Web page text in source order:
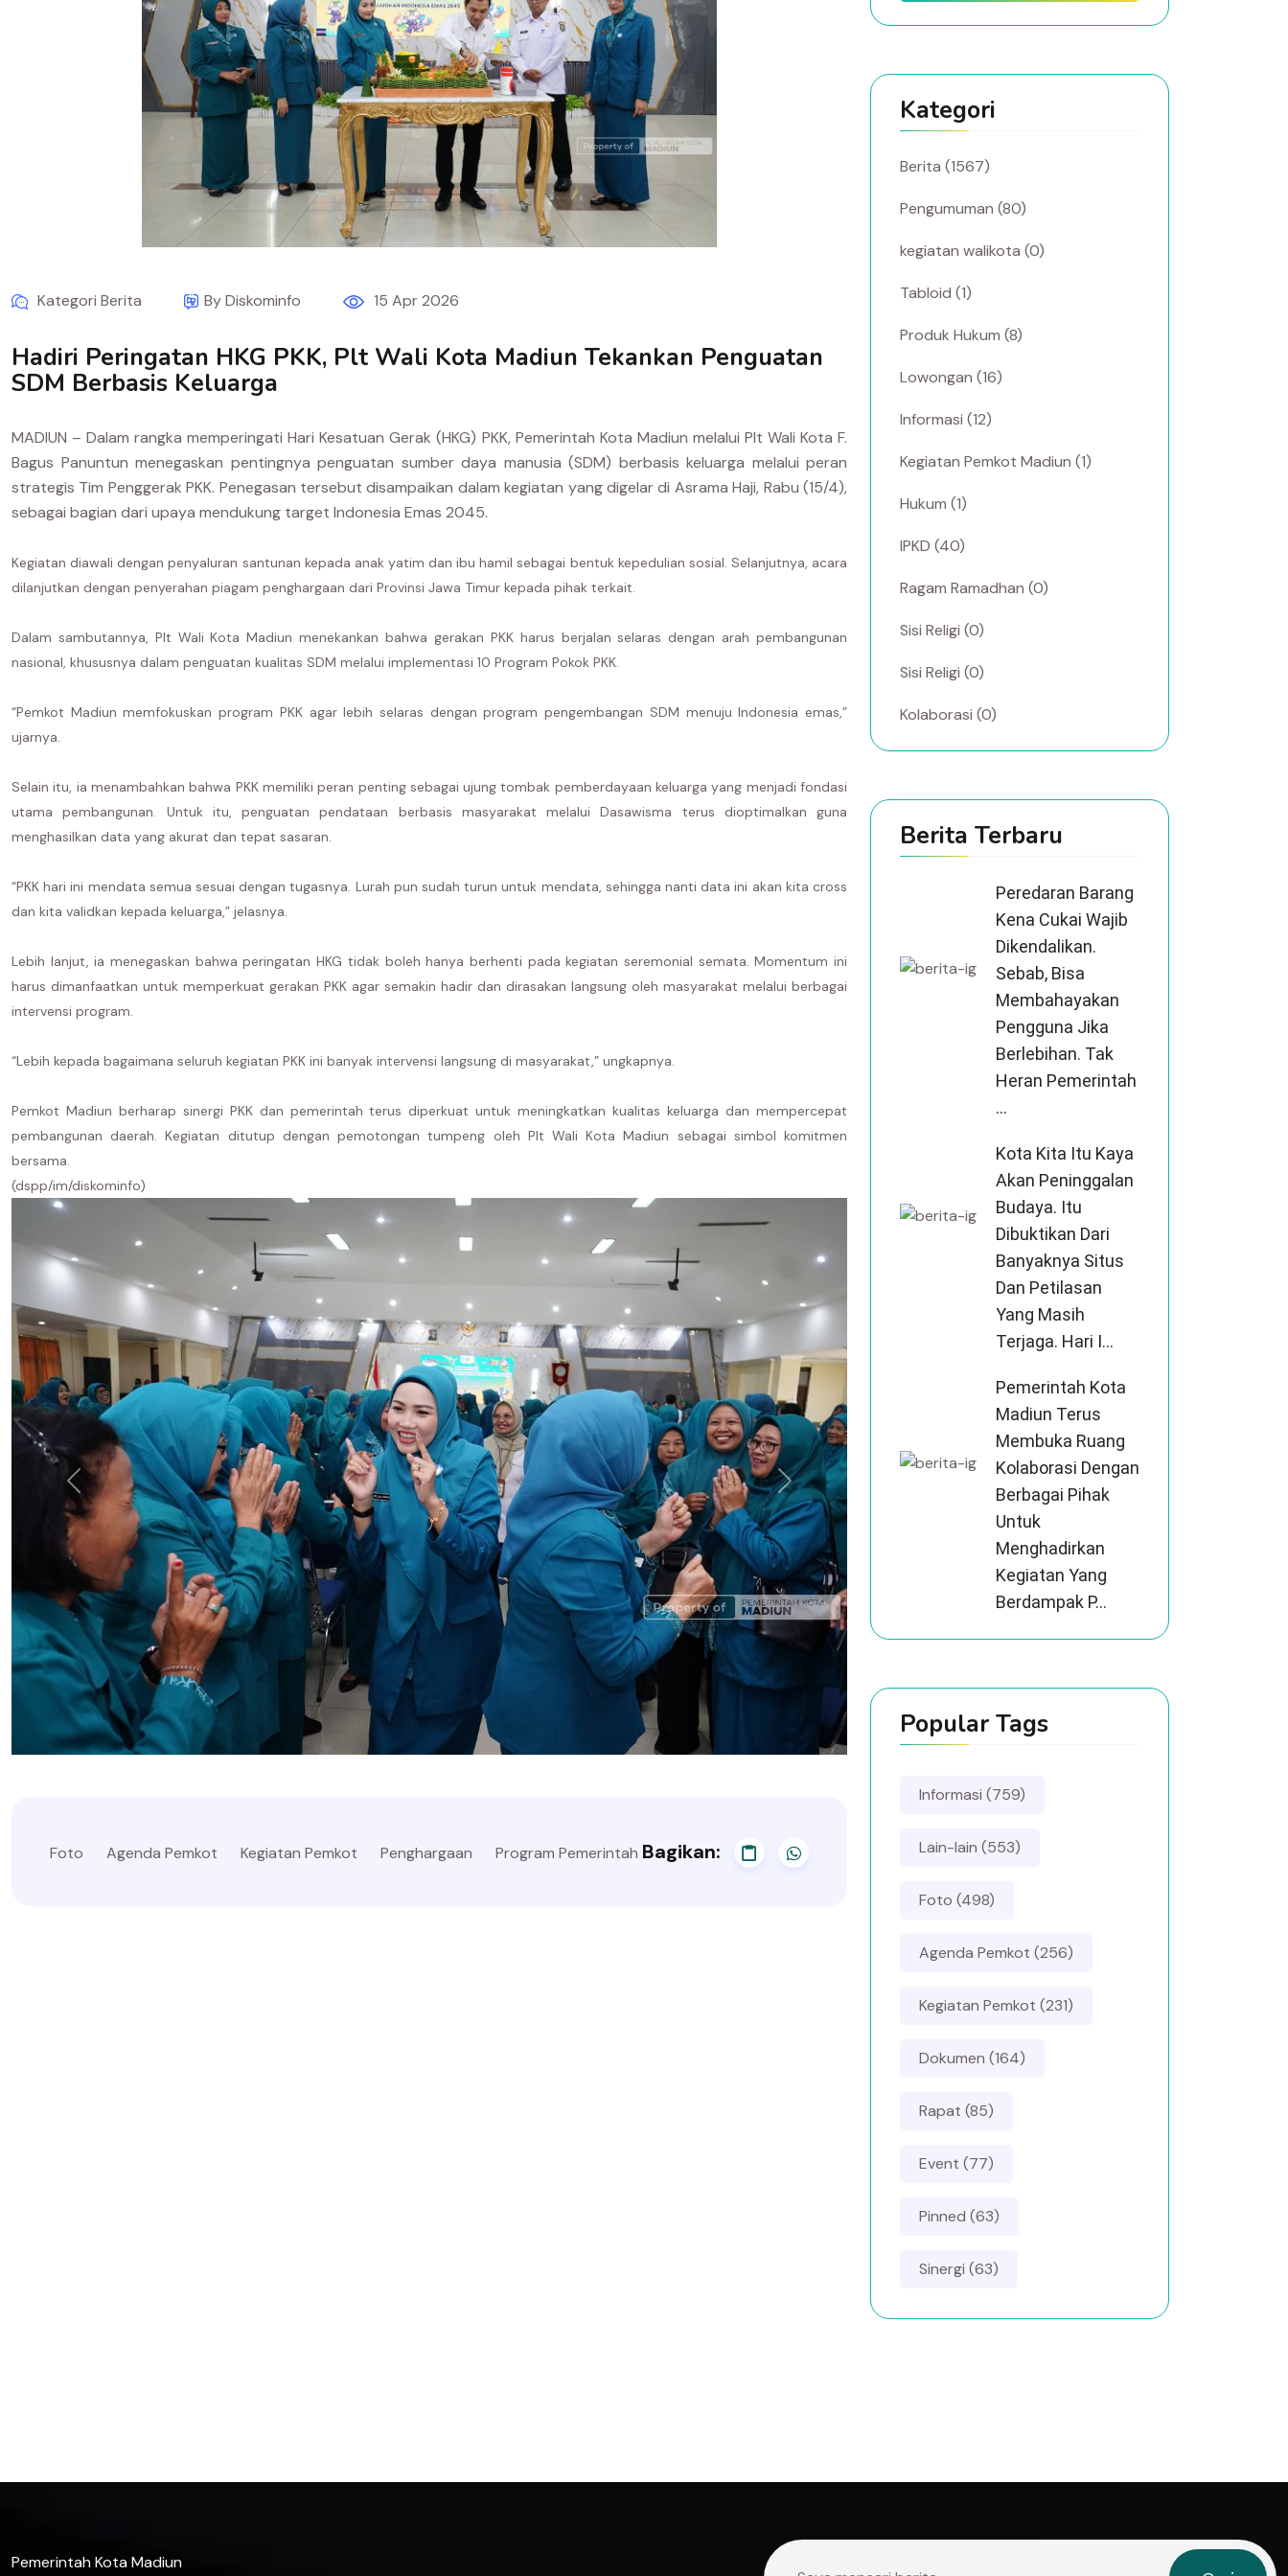
Kategori Berita By Diskominfo 15 Apr 2026
Hadiri Peringatan HKG PKK, Plt Wali Kota Madiun Tekankan Penguatan
SDM Berbasis Keluarga
MADIUN – Dalam rangka memperingati Hari Kesatuan Gerak (HKG) PKK, Pemerintah Kota Madiun melalui Plt Wali Kota F.
Bagus Panuntun menegaskan pentingnya penguatan sumber daya manusia (SDM) berbasis keluarga melalui peran
strategis Tim Penggerak PKK. Penegasan tersebut disampaikan dalam kegiatan yang digelar di Asrama Haji, Rabu (15/4),
sebagai bagian dari upaya mendukung target Indonesia Emas 2045.
Kegiatan diawali dengan penyaluran santunan kepada anak yatim dan ibu hamil sebagai bentuk kepedulian sosial. Selanjutnya, acara
dilanjutkan dengan penyerahan piagam penghargaan dari Provinsi Jawa Timur kepada pihak terkait.
Dalam sambutannya, Plt Wali Kota Madiun menekankan bahwa gerakan PKK harus berjalan selaras dengan arah pembangunan
nasional, khususnya dalam penguatan kualitas SDM melalui implementasi 10 Program Pokok PKK.
“Pemkot Madiun memfokuskan program PKK agar lebih selaras dengan program pengembangan SDM menuju Indonesia emas,”
ujarnya.
Selain itu, ia menambahkan bahwa PKK memiliki peran penting sebagai ujung tombak pemberdayaan keluarga yang menjadi fondasi
utama pembangunan. Untuk itu, penguatan pendataan berbasis masyarakat melalui Dasawisma terus dioptimalkan guna
menghasilkan data yang akurat dan tepat sasaran.
“PKK hari ini mendata semua sesuai dengan tugasnya. Lurah pun sudah turun untuk mendata, sehingga nanti data ini akan kita cross
dan kita validkan kepada keluarga,” jelasnya.
Lebih lanjut, ia menegaskan bahwa peringatan HKG tidak boleh hanya berhenti pada kegiatan seremonial semata. Momentum ini
harus dimanfaatkan untuk memperkuat gerakan PKK agar semakin hadir dan dirasakan langsung oleh masyarakat melalui berbagai
intervensi program.
“Lebih kepada bagaimana seluruh kegiatan PKK ini banyak intervensi langsung di masyarakat,” ungkapnya.
Pemkot Madiun berharap sinergi PKK dan pemerintah terus diperkuat untuk meningkatkan kualitas keluarga dan mempercepat
pembangunan daerah. Kegiatan ditutup dengan pemotongan tumpeng oleh Plt Wali Kota Madiun sebagai simbol komitmen
bersama.
(dspp/im/diskominfo)
Foto Agenda Pemkot Kegiatan Pemkot Penghargaan Program Pemerintah Bagikan:
Kategori
Berita (1567)
Pengumuman (80)
kegiatan walikota (0)
Tabloid (1)
Produk Hukum (8)
Lowongan (16)
Informasi (12)
Kegiatan Pemkot Madiun (1)
Hukum (1)
IPKD (40)
Ragam Ramadhan (0)
Sisi Religi (0)
Sisi Religi (0)
Kolaborasi (0)
Berita Terbaru
Peredaran Barang
Kena Cukai Wajib
Dikendalikan.
Sebab, Bisa
Membahayakan
Pengguna Jika
Berlebihan. Tak
Heran Pemerintah
...
Kota Kita Itu Kaya
Akan Peninggalan
Budaya. Itu
Dibuktikan Dari
Banyaknya Situs
Dan Petilasan
Yang Masih
Terjaga. Hari I...
Pemerintah Kota
Madiun Terus
Membuka Ruang
Kolaborasi Dengan
Berbagai Pihak
Untuk
Menghadirkan
Kegiatan Yang
Berdampak P...
Popular Tags
Informasi (759)
Lain-lain (553)
Foto (498)
Agenda Pemkot (256)
Kegiatan Pemkot (231)
Dokumen (164)
Rapat (85)
Event (77)
Pinned (63)
Sinergi (63)
Pemerintah Kota Madiun